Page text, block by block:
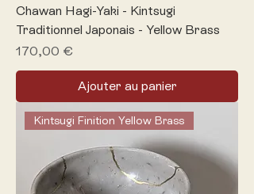
Chawan Hagi-Yaki - Kintsugi
Traditionnel Japonais - Yellow Brass
Prix
170,00 €
Ajouter au panier
Kintsugi Finition Yellow Brass